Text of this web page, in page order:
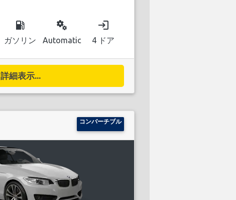
local_gas_station
ガソリン
miscellaneous_services
Automatic
login
4 ドア
詳細表示...
コンバーチブル